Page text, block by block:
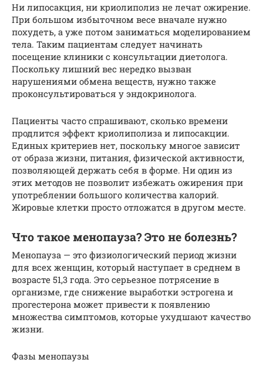
Ни липосакция, ни криолиполиз не лечат ожирение.
При большом избыточном весе вначале нужно
похудеть, а уже потом заниматься моделированием
тела. Таким пациентам следует начинать
посещение клиники с консультации диетолога.
Поскольку лишний вес нередко вызван
нарушениями обмена веществ, нужно также
проконсультироваться у эндокринолога.
Пациенты часто спрашивают, сколько времени
продлится эффект криолиполиза и липосакции.
Единых критериев нет, поскольку многое зависит
от образа жизни, питания, физической активности,
позволяющей держать себя в форме. Ни один из
этих методов не позволит избежать ожирения при
употреблении большого количества калорий.
Жировые клетки просто отложатся в другом месте.
Что такое менопауза? Это не болезнь?
Менопауза — это физиологический период жизни
для всех женщин, который наступает в среднем в
возрасте 51,3 года. Это серьезное потрясение в
организме, где снижение выработки эстрогена и
прогестерона может привести к появлению
множества симптомов, которые ухудшают качество
жизни.
Фазы менопаузы